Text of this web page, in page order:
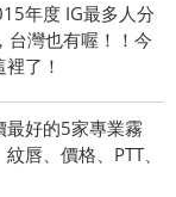
年度 IG最多人分
台灣也有喔！！今
了！
最好的5家專業霧
唇、價格、PTT、